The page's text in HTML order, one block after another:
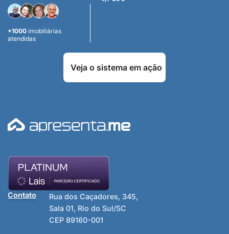
+1000 imobiliárias
atendidas
Veja o sistema em ação
Contato
Rua dos Caçadores, 345,
Sala 01, Rio do Sul/SC
CEP 89160-001